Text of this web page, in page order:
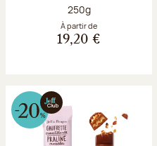
Poids net :
250g
À partir de
19,20 €